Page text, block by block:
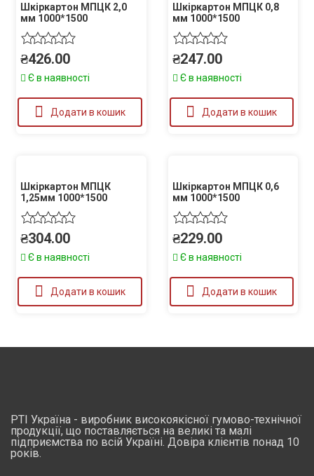
Шкіркартон МПЦК 2,0
мм 1000*1500
₴426.00
Є в наявності
Додати в кошик
Шкіркартон МПЦК 0,8
мм 1000*1500
₴247.00
Є в наявності
Додати в кошик
Шкіркартон МПЦК
1,25мм 1000*1500
₴304.00
Є в наявності
Додати в кошик
Шкіркартон МПЦК 0,6
мм 1000*1500
₴229.00
Є в наявності
Додати в кошик
РТІ Україна - виробник високоякісної гумово-технічної
продукції, що поставляється на великі та малі
підприємства по всій Україні. Довіра клієнтів понад 10
років.